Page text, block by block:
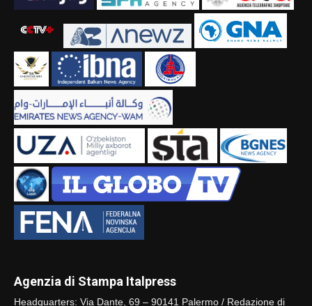
Agenzia di Stampa Italpress
Headquarters: Via Dante, 69 – 90141 Palermo / Redazione di